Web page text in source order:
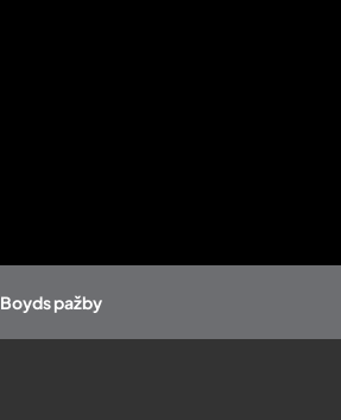
Boyds pažby